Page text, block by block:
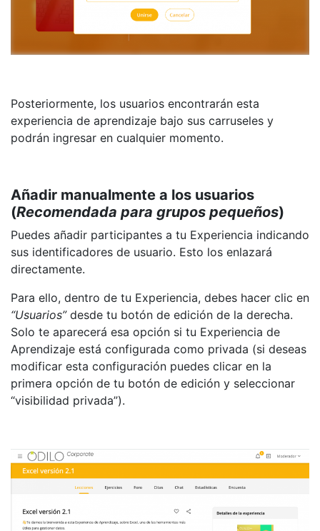
Posteriormente, los usuarios encontrarán esta
experiencia de aprendizaje bajo sus carruseles y
podrán ingresar en cualquier momento.
Añadir manualmente a los usuarios
(Recomendada para grupos pequeños)
Puedes añadir participantes a tu Experiencia indicando
sus identificadores de usuario. Esto los enlazará
directamente.
Para ello, dentro de tu Experiencia, debes hacer clic en
“Usuarios”desde tu botón de edición de la derecha.
Solo te aparecerá esa opción si tu Experiencia de
Aprendizaje está configurada como privada (si deseas
modificar esta configuración puedes clicar en la
primera opción de tu botón de edición y seleccionar
“visibilidad privada”).